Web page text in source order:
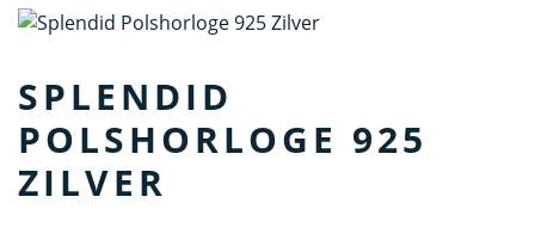
SPLENDID
POLSHORLOGE 925
ZILVER